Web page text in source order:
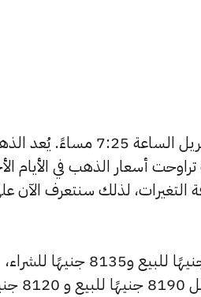
يبحث الكثيرون عن سعر الذهب اليوم في مصر بتاريخ السبت 11 أبريل الساعة
أسعار الذهب في الأيام
كافة التغيرات، لذلك سنتعرف الآن
شهد سعر عيار 24 ارتفاعًا بالسوق المصري الآن، حيث بلغ 8205 جنيهًا للبيع و8135 جنيهًا للشراء،
مرتفعًا بمقدار 15 جنيهات عن التحديث